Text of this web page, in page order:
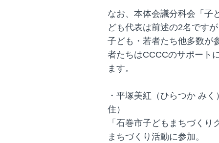
なお、本体会議分科会「子
ども代表は前述の2名です
子ども・若者たち他多数が
者たちはCCCCのサポート
ます。
・平塚美紅（ひらつか み
住）
「石巻市子どもまちづく
まちづくり活動に参加。